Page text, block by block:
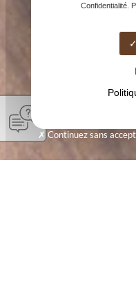
Confidentialité.
Continuez sans